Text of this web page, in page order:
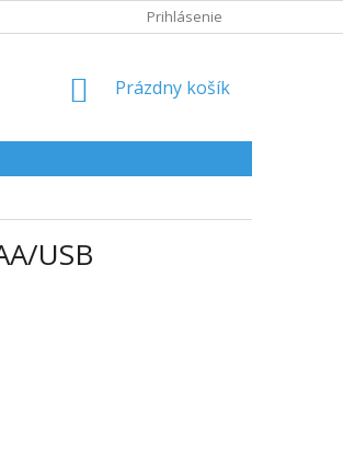
Prihlásenie
NÁKUPNÝ
Prázdny košík
USB